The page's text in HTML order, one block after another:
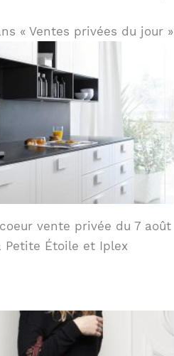
« Ventes privées du jour »
vente privée du 7 août
Petite Étoile et Iplex